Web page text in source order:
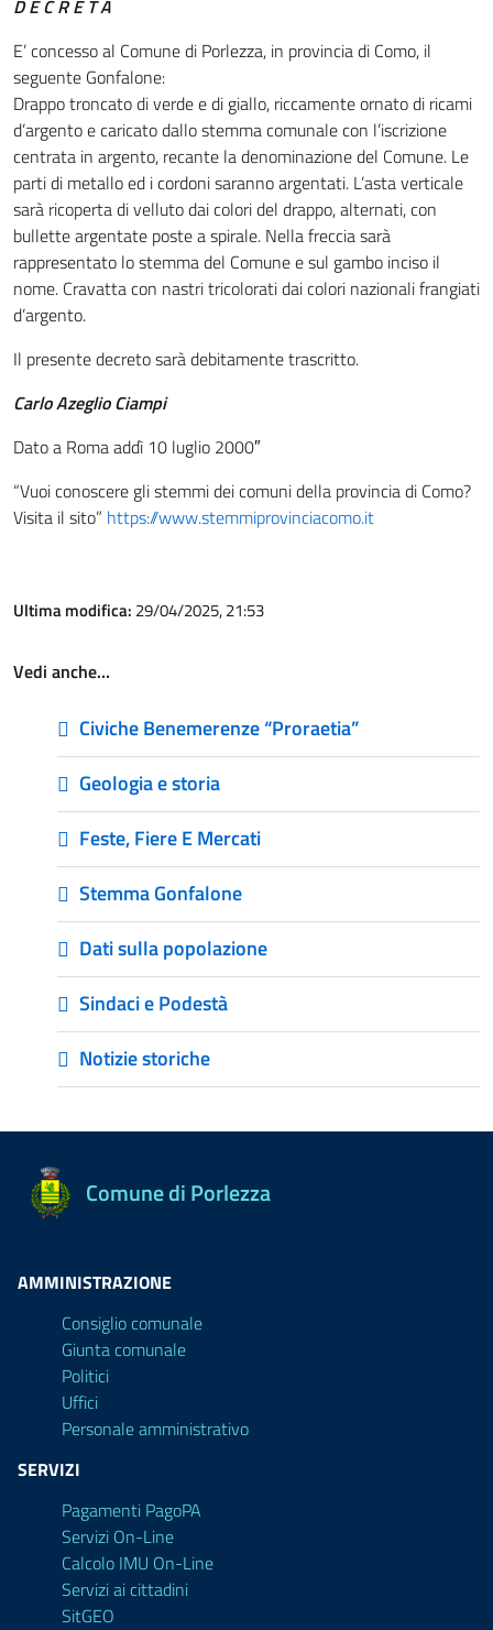
D E C R E T A
E’ concesso al Comune di Porlezza, in provincia di Como, il
seguente Gonfalone:
Drappo troncato di verde e di giallo, riccamente ornato di ricami
d’argento e caricato dallo stemma comunale con l’iscrizione
centrata in argento, recante la denominazione del Comune. Le
parti di metallo ed i cordoni saranno argentati. L’asta verticale
sarà ricoperta di velluto dai colori del drappo, alternati, con
bullette argentate poste a spirale. Nella freccia sarà
rappresentato lo stemma del Comune e sul gambo inciso il
nome. Cravatta con nastri tricolorati dai colori nazionali frangiati
d’argento.
Il presente decreto sarà debitamente trascritto.
Carlo Azeglio Ciampi
Dato a Roma addì 10 luglio 2000″
“Vuoi conoscere gli stemmi dei comuni della provincia di Como?
Visita il sito” https://www.stemmiprovinciacomo.it
Ultima modifica: 29/04/2025, 21:53
Vedi anche…
Civiche Benemerenze “Proraetia”
Geologia e storia
Feste, Fiere E Mercati
Stemma Gonfalone
Dati sulla popolazione
Sindaci e Podestà
Notizie storiche
Comune di Porlezza
AMMINISTRAZIONE
Consiglio comunale
Giunta comunale
Politici
Uffici
Personale amministrativo
SERVIZI
Pagamenti PagoPA
Servizi On-Line
Calcolo IMU On-Line
Servizi ai cittadini
SitGEO